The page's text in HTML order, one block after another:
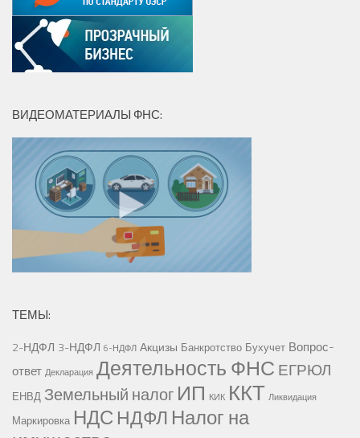
ВИДЕОМАТЕРИАЛЫ ФНС:
ТЕМЫ:
2-НДФЛ 3-НДФЛ 6-НДФЛ Акцизы Банкротство Бухучет Вопрос-
ответ Декларация Деятельность ФНС ЕГРЮЛ
ЕНВД Земельный налог ИП КИК ККТ Ликвидация
Маркировка НДС НДФЛ Налог на